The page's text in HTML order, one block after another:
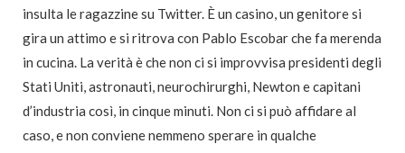
insulta le ragazzine su Twitter. È un casino, un genitore si
gira un attimo e si ritrova con Pablo Escobar che fa merenda
in cucina. La verità è che non ci si improvvisa presidenti degli
Stati Uniti, astronauti, neurochirurghi, Newton e capitani
d’industria così, in cinque minuti. Non ci si può affidare al
caso, e non conviene nemmeno sperare in qualche